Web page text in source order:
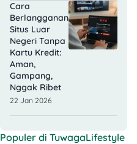
Cara
Berlangganan
Situs Luar
Negeri Tanpa
Kartu Kredit:
Aman,
Gampang,
Nggak Ribet
22 Jan 2026
Populer di TuwagaLifestyle